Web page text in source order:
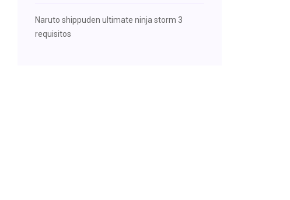
Naruto shippuden ultimate ninja storm 3
requisitos